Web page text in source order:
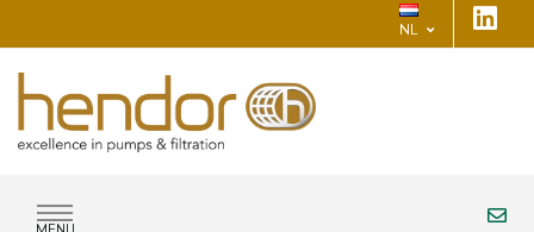
NL